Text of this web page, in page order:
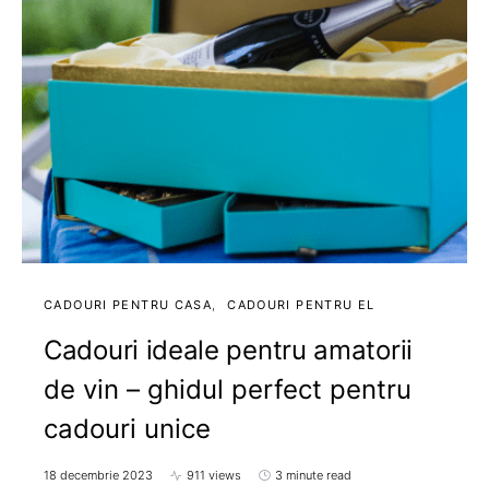
CADOURI PENTRU CASA CADOURI PENTRU EL
Cadouri ideale pentru amatorii
de vin – ghidul perfect pentru
cadouri unice
18 decembrie 2023 911 views 3 minute read